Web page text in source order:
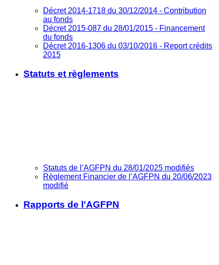
Décret 2014-1718 du 30/12/2014 - Contribution
au fonds
Décret 2015-087 du 28/01/2015 - Financement
du fonds
Décret 2016-1306 du 03/10/2016 - Report crédits
2015
Statuts et règlements
Statuts de l’AGFPN du 28/01/2025 modifiés
Règlement Financier de l’AGFPN du 20/06/2023
modifié
Rapports de l'AGFPN